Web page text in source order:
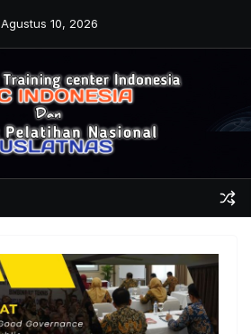
Agustus 10, 2026